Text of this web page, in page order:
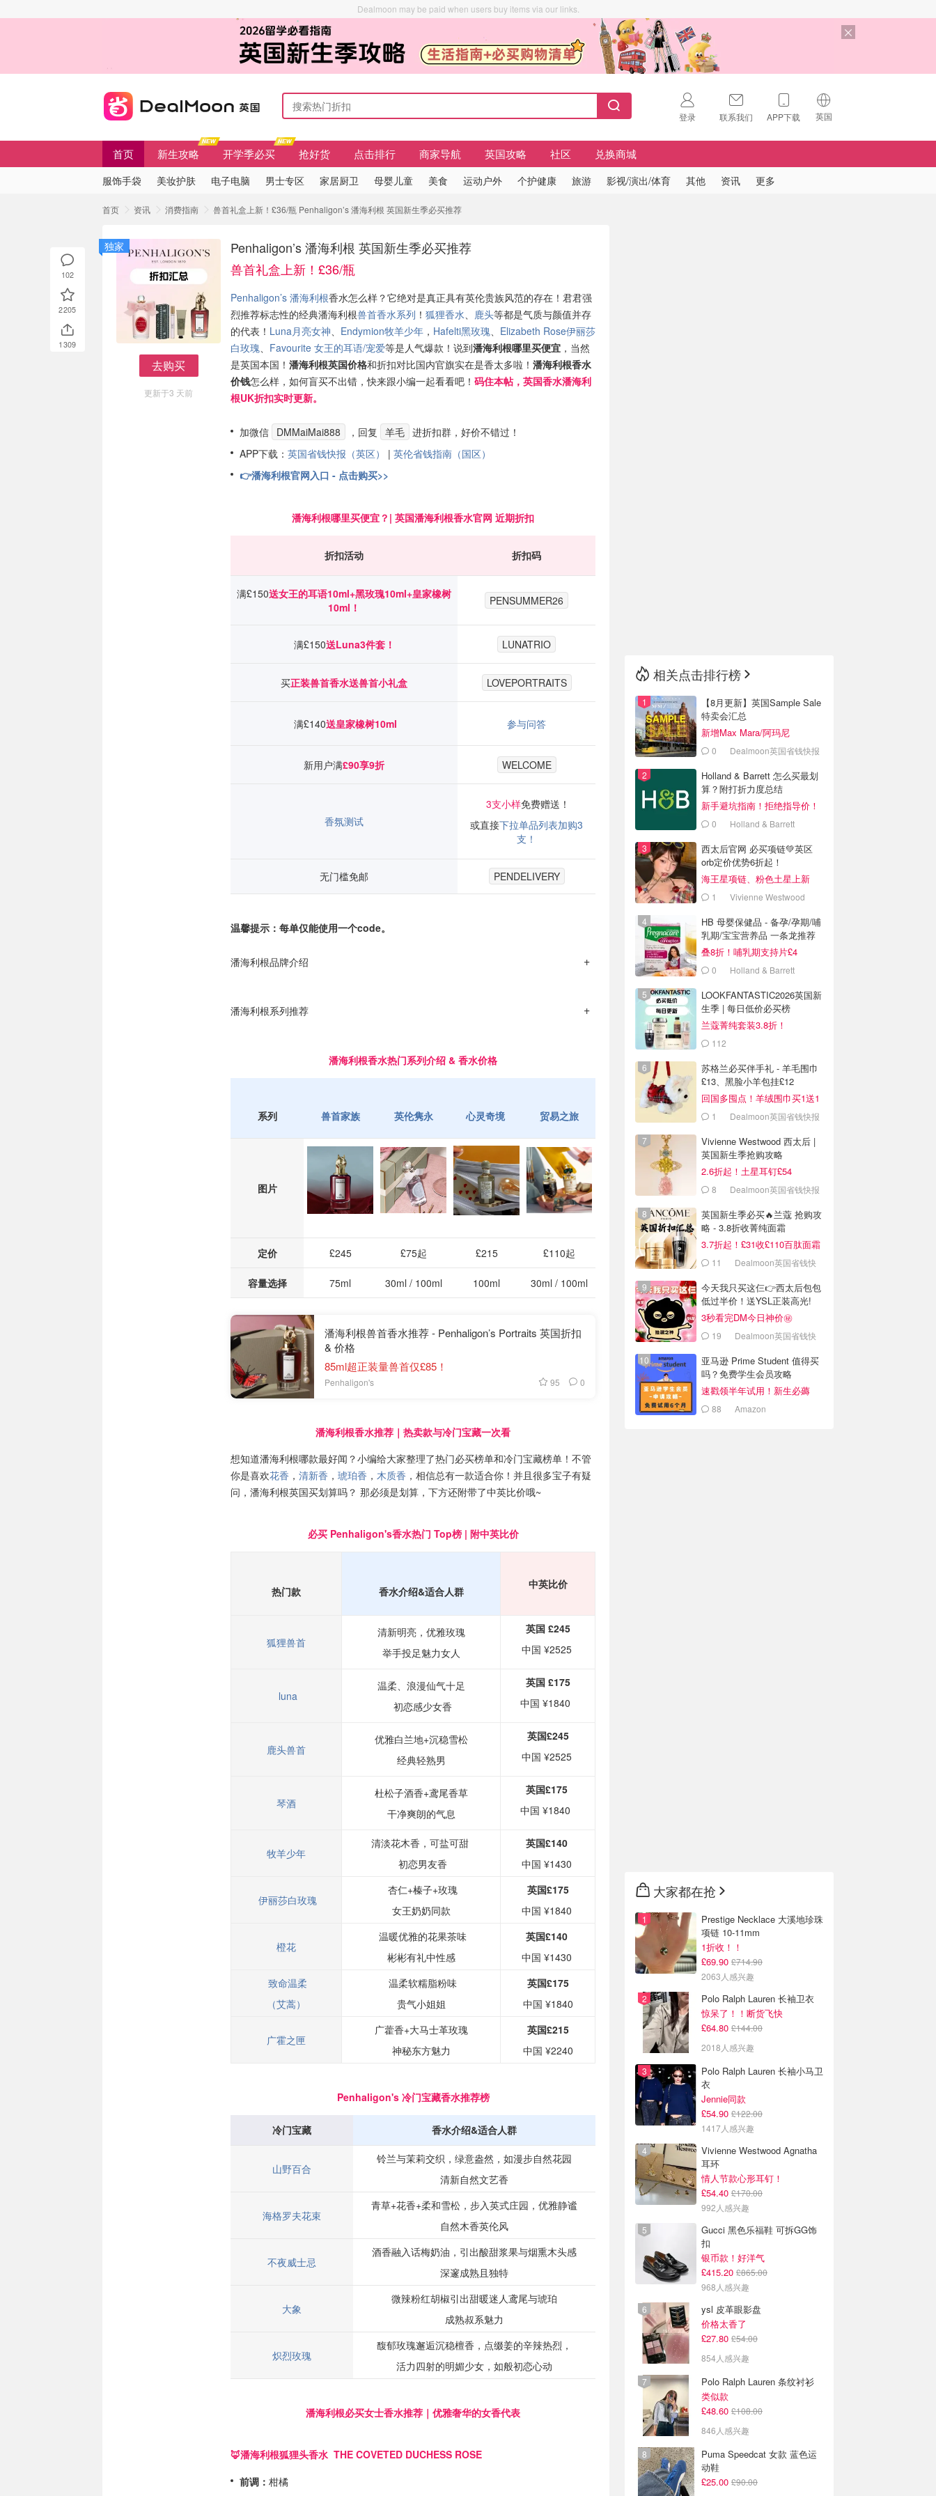
Dealmoon may be paid when users buy items via our links.
登录 联系我们 APP下载 英国
🇺🇸
🇨🇳
中国
首页 新生攻略 开学季必买 抢好货 点击排行 商家导航 英国攻略 社区 兑换商城
服饰手袋 美妆护肤 电子电脑 男士专区 家居厨卫 母婴儿童 美食 运动户外 个护健康 旅游 影视/演出/体育 其他 资讯 更多
首页 资讯 消费指南 兽首礼盒上新！£36/瓶 Penhaligon’s 潘海利根 英国新生季必买推荐
去购买
更新于3 天前
独家
Penhaligon’s 潘海利根 英国新生季必买推荐
兽首礼盒上新！£36/瓶
Penhaligon’s 潘海利根香水怎么样？它绝对是真正具有英伦贵族风范的存在！君君强
烈推荐标志性的经典潘海利根兽首香水系列 ！ 狐狸香水、 鹿头等都是气质与颜值并存
的代表！ Luna月亮女神、 Endymion牧羊少年 ， Hafelti黑玫瑰、 Elizabeth Rose伊丽莎
白玫瑰、 Favourite 女王的耳语/宠爱等是人气爆款！说到潘海利根哪里买便宜 ，当然
是英国本国！ 潘海利根英国价格和折扣对比国内官旗实在是香太多啦！ 潘海利根香水
价钱怎么样，如何盲买不出错，快来跟小编一起看看吧！ 码住本帖，英国香水潘海利
根UK折扣实时更新。
加微信 DMMaiMai888 ，回复 羊毛 进折扣群，好价不错过！
APP下载： 英国省钱快报（英区） | 英伦省钱指南（国区）
👉潘海利根官网入口 - 点击购买>>
潘海利根哪里买便宜？| 英国潘海利根香水官网 近期折扣
折扣活动 折扣码
满£150送女王的耳语10ml+黑玫瑰10ml+皇家橡树
10ml！
PENSUMMER26
满£150送Luna3件套！ LUNATRIO
买正装兽首香水送兽首小礼盒 LOVEPORTRAITS
满£140送皇家橡树10ml 参与问答
新用户满£90享9折 WELCOME
香氛测试
3支小样免费赠送！
或直接下拉单品列表加购3
支！
无门槛免邮 PENDELIVERY
温馨提示：每单仅能使用一个code。
潘海利根品牌介绍
潘海利根系列推荐
潘海利根香水热门系列介绍 & 香水价格
系列 兽首家族 英伦隽永 心灵奇境 贸易之旅
图片
定价 £245 £75起 £215 £110起
容量选择 75ml 30ml / 100ml 100ml 30ml / 100ml
潘海利根兽首香水推荐 - Penhaligon’s Portraits 英国折扣
& 价格
85ml超正装量兽首仅£85！
Penhaligon's 95 0
潘海利根香水推荐｜热卖款与冷门宝藏一次看
想知道潘海利根哪款最好闻？小编给大家整理了热门必买榜单和冷门宝藏榜单！不管
你是喜欢花香 ， 清新香 ， 琥珀香 ， 木质香 ，相信总有一款适合你！并且很多宝子有疑
问，潘海利根英国买划算吗？ 那必须是划算，下方还附带了中英比价哦~
必买 Penhaligon's香水热门 Top榜 | 附中英比价
热门款 香水介绍&适合人群
中英比价
狐狸兽首
清新明亮，优雅玫瑰
举手投足魅力女人
英国 £245
中国 ¥2525
luna
温柔、浪漫仙气十足
初恋感少女香
英国 £175
中国 ¥1840
鹿头兽首
优雅白兰地+沉稳雪松
经典轻熟男
英国£245
中国 ¥2525
琴酒
杜松子酒香+鸢尾香草
干净爽朗的气息
英国£175
中国 ¥1840
牧羊少年
清淡花木香，可盐可甜
初恋男友香
英国£140
中国 ¥1430
伊丽莎白玫瑰
杏仁+榛子+玫瑰
女王奶奶同款
英国£175
中国 ¥1840
橙花
温暖优雅的花果茶味
彬彬有礼中性感
英国£140
中国 ¥1430
致命温柔
（艾蒿）
温柔软糯脂粉味
贵气小姐姐
英国£175
中国 ¥1840
广霍之匣
广藿香+大马士革玫瑰
神秘东方魅力
英国£215
中国 ¥2240
Penhaligon's 冷门宝藏香水推荐榜
冷门宝藏 香水介绍&适合人群
山野百合
铃兰与茉莉交织，绿意盎然，如漫步自然花园
清新自然文艺香
海格罗夫花束
青草+花香+柔和雪松，步入英式庄园，优雅静谧
自然木香英伦风
不夜威士忌
酒香融入话梅奶油，引出酸甜浆果与烟熏木头感
深邃成熟且独特
大象
微辣粉红胡椒引出甜暖迷人鸢尾与琥珀
成熟叔系魅力
炽烈玫瑰
馥郁玫瑰邂逅沉稳檀香，点缀姜的辛辣热烈，
活力四射的明媚少女，如般初恋心动
潘海利根必买女士香水推荐｜优雅奢华的女香代表
🦊潘海利根狐狸头香水 THE COVETED DUCHESS ROSE
前调： 柑橘
102
2205
1309
相关点击排行榜
【8月更新】英国Sample Sale
特卖会汇总
新增Max Mara/阿玛尼
0 Dealmoon英国省钱快报
Holland & Barrett 怎么买最划
算？附打折力度总结
新手避坑指南！拒绝指导价！
0 Holland & Barrett
西太后官网 必买项链💚英区
orb定价优势6折起！
海王星项链、粉色土星上新
1 Vivienne Westwood
HB 母婴保健品 - 备孕/孕期/哺
乳期/宝宝营养品 一条龙推荐
叠8折！哺乳期支持片£4
0 Holland & Barrett
LOOKFANTASTIC2026英国新
生季 | 每日低价必买榜
兰蔻菁纯套装3.8折！
112
苏格兰必买伴手礼 - 羊毛围巾
£13、黑脸小羊包挂£12
回国多囤点！羊绒围巾买1送1
1 Dealmoon英国省钱快报
Vivienne Westwood 西太后 |
英国新生季抢购攻略
2.6折起！土星耳钉£54
8 Dealmoon英国省钱快报
英国新生季必买🔥兰蔻 抢购攻
略 - 3.8折收菁纯面霜
3.7折起！£31收£110百肽面霜
套装
11
Dealmoon英国省钱快
今天我只买这仨👉西太后包包
低过半价！送YSL正装高光!
3秒看完DM今日神价㊙️
19
Dealmoon英国省钱快
亚马逊 Prime Student 值得买
吗？免费学生会员攻略
速戳领半年试用！新生必薅
88 Amazon
大家都在抢
Prestige Necklace 大溪地珍珠
项链 10-11mm
1折收！！
£69.90 £714.90
2063人感兴趣
Polo Ralph Lauren 长袖卫衣
惊呆了！！断货飞快
£64.80 £144.00
2018人感兴趣
Polo Ralph Lauren 长袖小马卫
衣
Jennie同款
£54.90 £122.00
1417人感兴趣
Vivienne Westwood Agnatha
耳环
情人节款心形耳钉！
£54.40 £170.00
992人感兴趣
Gucci 黑色乐福鞋 可拆GG饰
扣
银币款！好洋气
£415.20 £865.00
968人感兴趣
ysl 皮革眼影盘
价格太香了
£27.80 £54.00
854人感兴趣
Polo Ralph Lauren 条纹衬衫
类似款
£48.60 £108.00
846人感兴趣
Puma Speedcat 女款 蓝色运
动鞋
£25.00 £90.00